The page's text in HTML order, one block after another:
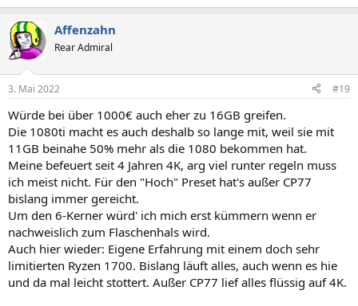
e
k
t
i
e
:
Affenzahn
Rear Admiral
3. Mai 2022 #19
Würde bei über 1000€ auch eher zu 16GB greifen.
Die 1080ti macht es auch deshalb so lange mit, weil sie mit
11GB beinahe 50% mehr als die 1080 bekommen hat.
Meine befeuert seit 4 Jahren 4K, arg viel runter regeln muss
ich meist nicht. Für den "Hoch" Preset hat's außer CP77
bislang immer gereicht.
Um den 6-Kerner würd' ich mich erst kümmern wenn er
nachweislich zum Flaschenhals wird.
Auch hier wieder: Eigene Erfahrung mit einem doch sehr
limitierten Ryzen 1700. Bislang läuft alles, auch wenn es hie
und da mal leicht stottert. Außer CP77 lief alles flüssig auf 4K.